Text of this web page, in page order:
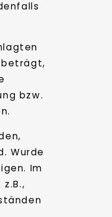
beträgt,
bzw.
Wurde
Im